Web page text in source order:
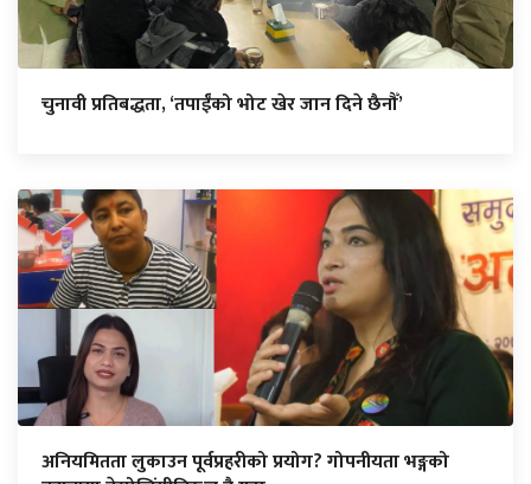
चुनावी प्रतिबद्धता, ‘तपाईँको भोट खेर जान दिने छैनौँ’
अनियमितता लुकाउन पूर्वप्रहरीको प्रयोग? गोपनीयता भङ्गको